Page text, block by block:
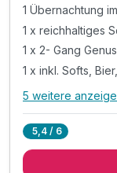
1 Übernachtung
1 x reichhaltiges
1 x 2- Gang
1 x inkl. Softs,
Alle
1 x reichhaltiges
5 weitere
5,4 / 6